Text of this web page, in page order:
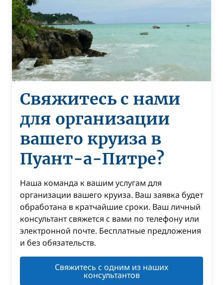
Свяжитесь с нами
для организации
вашего круиза в
Пуант-а-Питре?
Наша команда к вашим услугам для
организации вашего круиза. Ваш заявка будет
обработана в кратчайшие сроки. Ваш личный
консультант свяжется с вами по телефону или
электронной почте. Бесплатные предложения
и без обязательств.
Свяжитесь с одним из наших
консультантов